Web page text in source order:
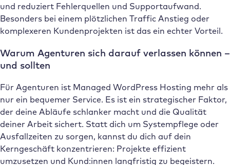
und reduziert Fehlerquellen und Supportaufwand.
Besonders bei einem plötzlichen Traffic Anstieg oder
komplexeren Kundenprojekten ist das ein echter Vorteil.
Warum Agenturen sich darauf verlassen können –
und sollten
Für Agenturen ist Managed WordPress Hosting mehr als
nur ein bequemer Service. Es ist ein strategischer Faktor,
der deine Abläufe schlanker macht und die Qualität
deiner Arbeit sichert. Statt dich um Systempflege oder
Ausfallzeiten zu sorgen, kannst du dich auf dein
Kerngeschäft konzentrieren: Projekte effizient
umzusetzen und Kund:innen langfristig zu begeistern.